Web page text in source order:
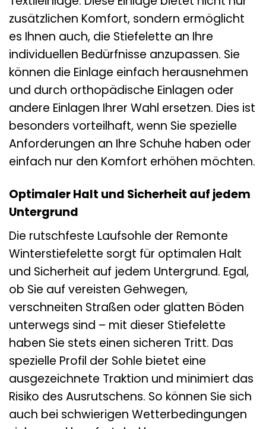
zusätzlichen Komfort, sondern ermöglicht
es Ihnen auch, die Stiefelette an Ihre
individuellen Bedürfnisse anzupassen. Sie
können die Einlage einfach herausnehmen
und durch orthopädische Einlagen oder
andere Einlagen Ihrer Wahl ersetzen. Dies ist
besonders vorteilhaft, wenn Sie spezielle
Anforderungen an Ihre Schuhe haben oder
einfach nur den Komfort erhöhen möchten.
Optimaler Halt und Sicherheit auf jedem
Untergrund
Die rutschfeste Laufsohle der Remonte
Winterstiefelette sorgt für optimalen Halt
und Sicherheit auf jedem Untergrund. Egal,
ob Sie auf vereisten Gehwegen,
verschneiten Straßen oder glatten Böden
unterwegs sind – mit dieser Stiefelette
haben Sie stets einen sicheren Tritt. Das
spezielle Profil der Sohle bietet eine
ausgezeichnete Traktion und minimiert das
Risiko des Ausrutschens. So können Sie sich
auch bei schwierigen Wetterbedingungen